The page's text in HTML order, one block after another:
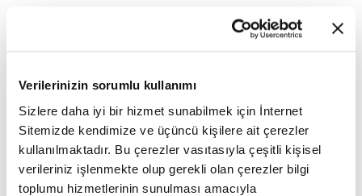
Verilerinizin sorumlu kullanımı
Sizlere daha iyi bir hizmet sunabilmek için İnternet
Sitemizde kendimize ve üçüncü kişilere ait çerezler
kullanılmaktadır. Bu çerezler vasıtasıyla çeşitli kişisel
verileriniz işlenmekte olup gerekli olan çerezler bilgi
toplumu hizmetlerinin sunulması amacıyla
FİKRİYAT.COM SOSYAL MEDYADA!
Fikriyat'ı aşağıdakisosyal medya adreslerinden
takip edebilirsiniz;